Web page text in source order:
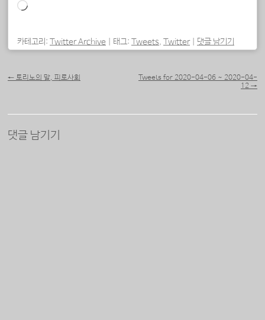
로
중...
카테고리: Twitter Archive 태그: Tweets, Twitter 댓글 남기기
← 토리노의 말, 피로사회
Tweets for 2020-04-06 ~ 2020-04-
12 →
댓글 남기기